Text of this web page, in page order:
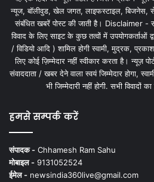
न्यूज, बॉलीवुड, खेल जगत, लाइफस्टाइल, बिजनेस,
संबंधित खबरें पोस्ट की जाती है। Disclaimer -
विवाद के लिए साइट के कुछ तत्वों में उपयोगकर्ताओं
/ विडियो आदि ) शामिल होगी स्वामी, मुद्रक,
लिए कोई ज़िम्मेदार नहीं स्वीकार करता है। न्यूज़
संवाददाता / खबर देने वाला स्वयं जिम्मेदार होगा,
भी जिम्मेदारी नहीं होगी. सभी विवादों
हमसे सम्पर्क करें
संपादक - Chhamesh Ram Sahu
मोबाइल - 9131052524
ईमेल - newsindia360live@gmail.com